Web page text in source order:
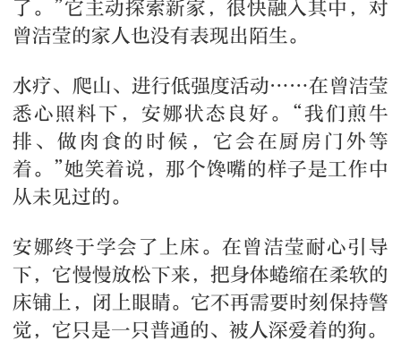
了。”它主动探索新家，很快融入其中，对
曾洁莹的家人也没有表现出陌生。
水疗、爬山、进行低强度活动……在曾洁莹
悉心照料下，安娜状态良好。“我们煎牛
排、做肉食的时候，它会在厨房门外等
着。”她笑着说，那个馋嘴的样子是工作中
从未见过的。
安娜终于学会了上床。在曾洁莹耐心引导
下，它慢慢放松下来，把身体蜷缩在柔软的
床铺上，闭上眼睛。它不再需要时刻保持警
觉，它只是一只普通的、被人深爱着的狗。